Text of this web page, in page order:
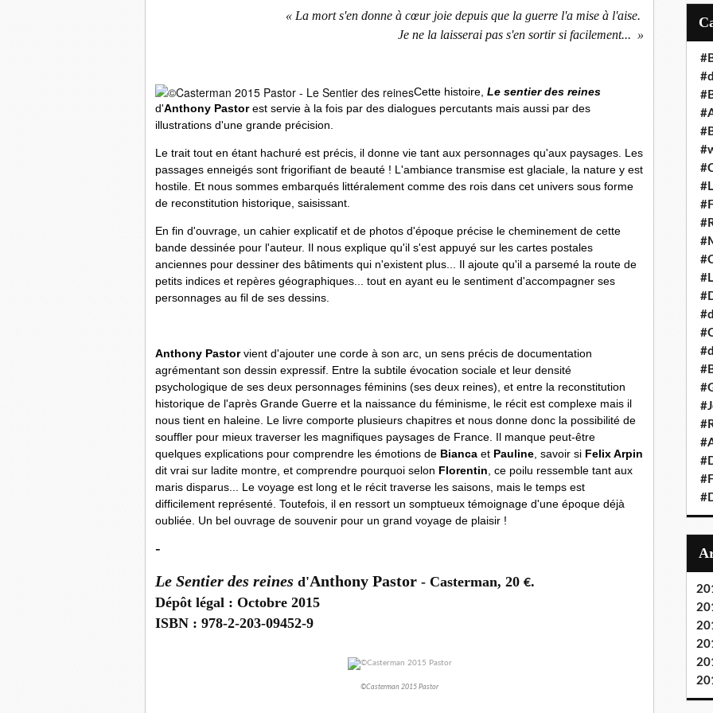
« La mort s'en donne à cœurjoie depuis que la guerre l'a mise à l'aise.
Je ne la laisserai pas s'en sortir si facilement... »
Cette histoire, Le sentier des reines
d'Anthony Pastorest servie à la fois par des dialogues percutants mais aussi par des
illustrations d'une grande précision.
Le trait tout en étant hachuré est précis, il donne vie tant aux personnages qu'aux paysages. Les
passages enneigés sont frigorifiant de beauté ! L'ambiance transmise est glaciale, la nature y est
hostile. Et nous sommes embarqués littéralement comme des rois dans cet univers sous forme
de reconstitution historique, saisissant.
En fin d'ouvrage, un cahier explicatif et de photos d'époque précise le cheminement de cette
bande dessinée pour l'auteur. Il nous explique qu'il s'est appuyé sur les cartes postales
anciennes pour dessiner des bâtiments qui n'existent plus... Il ajoute qu'il a parsemé la route de
petits indices et repères géographiques... tout en ayant eu le sentiment d'accompagner ses
personnages au fil de ses dessins.
Anthony Pastorvient d'ajouter une corde à son arc, un sens précis de documentation
agrémentant son dessin expressif. Entre la subtile évocation sociale et leur densité
psychologique de ses deux personnages féminins (ses deux reines), et entre la reconstitution
historique de l'après Grande Guerre et la naissance du féminisme, le récit est complexe mais il
nous tient en haleine. Le livre comporte plusieurs chapitres et nous donne donc la possibilité de
souffler pour mieux traverser les magnifiques paysages de France. Il manque peut-être
quelques explications pour comprendre les émotions de Bianca et Pauline , savoir si Felix Arpin
dit vrai sur ladite montre, et comprendre pourquoi selon Florentin ce poilu ressemble tant aux
maris disparus... Le voyage est long et le récit traverse les saisons, mais le temps est
difficilement représenté. Toutefois, il en ressort un somptueux témoignage d'une époque déjà
oubliée. Un bel ouvrage de souvenir pour un grand voyage de plaisir !
-
Le Sentier des reines d'Anthony Pastor - Casterman, 20 €.
Dépôt légal : Octobre 2015
ISBN : 978-2-203-09452-9
©Casterman 2015 Pastor